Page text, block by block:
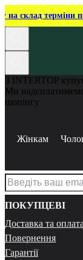
на склад терміни
З INTERTOP
Ми
шопінгу
Жінкам
ПОКУПЦЕВІ
Доставка та оплата
Повернення
Гарантії